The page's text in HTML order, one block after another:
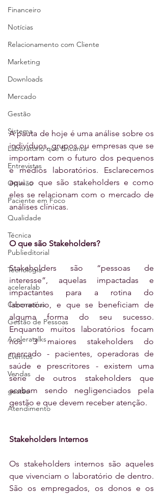
Financeiro
Notícias
Relacionamento com Cliente
Marketing
Downloads
Mercado
Gestão
Sistema
Laboratório que Encanta
Entrevistas
Opinião
Paciente em Foco
Qualidade
Técnica
Publieditorial
Tecnologia
aceleralab
Coronavírus
Gestão de Pessoas
Aceleratalks
Eventos
Vendas
gestão
Atendimento
A pauta de hoje é uma análise sobre os
indivíduos, grupos ou empresas que se
importam com o futuro dos pequenos
e médios laboratórios. Esclarecemos
aqui o que são stakeholders e como
eles se relacionam com o mercado de
análises clínicas.
O que são Stakeholders?
Stakeholders são “pessoas de
interesse”, aquelas impactadas e
impactantes para a rotina do
laboratório, e que se beneficiam de
alguma forma do seu sucesso.
Enquanto muitos laboratórios focam
nos 3 maiores stakeholders do
mercado - pacientes, operadoras de
saúde e prescritores - existem uma
série de outros stakeholders que
acabam sendo negligenciados pela
gestão e que devem receber atenção.
Stakeholders Internos
Os stakeholders internos são aqueles
que vivenciam o laboratório de dentro.
São os empregados, os donos e os